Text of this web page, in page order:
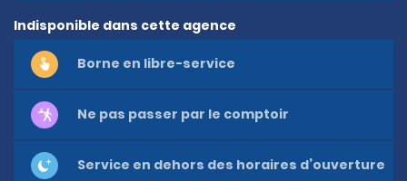
Indisponible dans cette agence
Borne en libre-service
Ne pas passer par le comptoir
Service en dehors des horaires d’ouverture